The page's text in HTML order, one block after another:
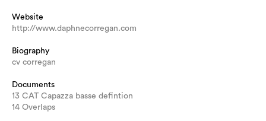
Website
http://www.daphnecorregan.com
Biography
cv corregan
Documents
13 CAT Capazza basse defintion
14 Overlaps